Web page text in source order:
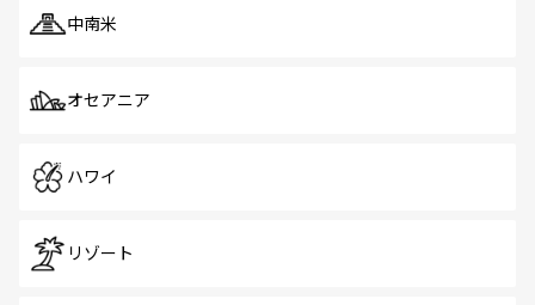
中南米
オセアニア
ハワイ
リゾート